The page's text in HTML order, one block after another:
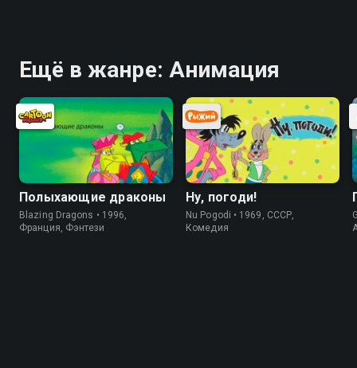
Ещё в жанре: Анимация
Полыхающие драконы
Blazing Dragons • 1996,
Франция, Фэнтези
Ну, погоди!
Nu Pogodi • 1969, СССР,
Комедия